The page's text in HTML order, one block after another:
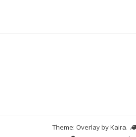
Theme: Overlay byKaira.